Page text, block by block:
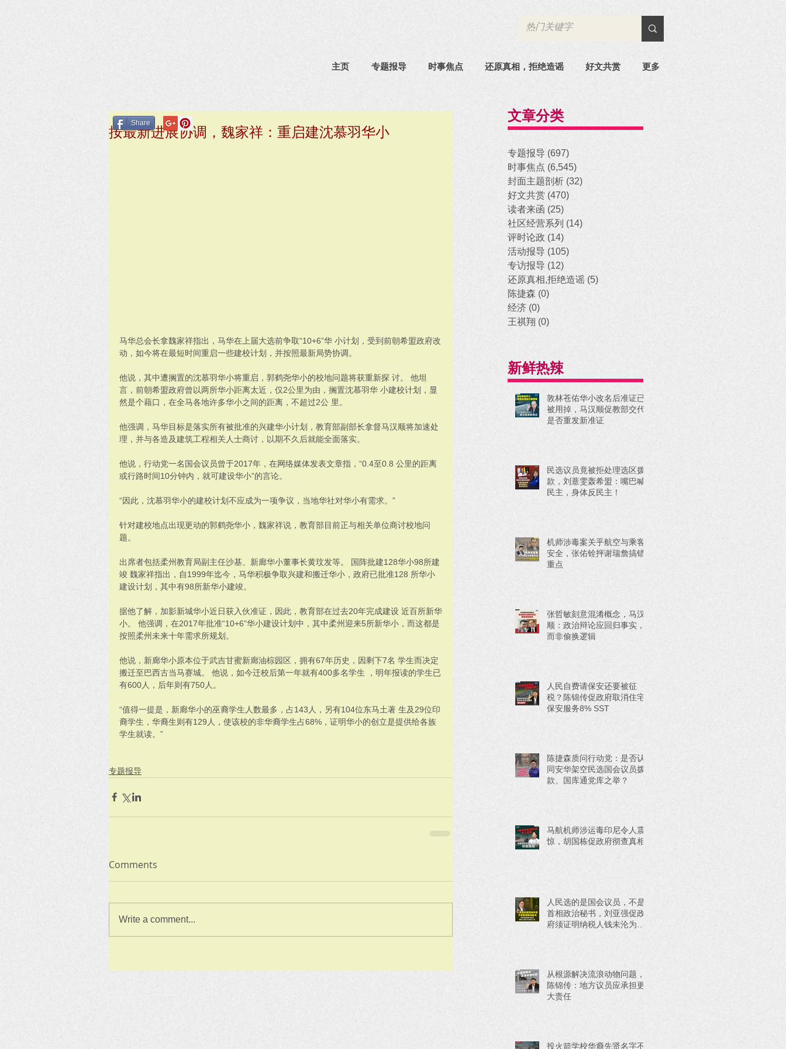
主页 专题报导 时事焦点 还原真相，拒绝造谣 好文共赏 更多
按最新进展协调，魏家祥：重启建沈慕羽华小
马华总会长拿魏家祥指出，马华在上届大选前争取“10+6”华 小计划，受到前朝希盟政府改
动，如今将在最短时间重启一些建校计划，并按照最新局势协调。
他说，其中遭搁置的沈慕羽华小将重启，郭鹤尧华小的校地问题将获重新探 讨。 他坦
言，前朝希盟政府曾以两所华小距离太近，仅2公里为由，搁置沈慕羽华 小建校计划，显
然是个藉口，在全马各地许多华小之间的距离，不超过2公 里。
他强调，马华目标是落实所有被批准的兴建华小计划，教育部副部长拿督马汉顺将加速处
理，并与各造及建筑工程相关人士商讨，以期不久后就能全面落实。
他说，行动党一名国会议员曾于2017年，在网络媒体发表文章指，“0.4至0.8 公里的距离
或行路时间10分钟内，就可建设华小”的言论。
“因此，沈慕羽华小的建校计划不应成为一项争议，当地华社对华小有需求。”
针对建校地点出现更动的郭鹤尧华小，魏家祥说，教育部目前正与相关单位商讨校地问
题。
出席者包括柔州教育局副主任沙基、新廊华小董事长黄玟发等。 国阵批建128华小98所建
竣 魏家祥指出，自1999年迄今，马华积极争取兴建和搬迁华小，政府已批准128 所华小
建设计划，其中有98所新华小建竣。
据他了解，加影新城华小近日获入伙准证，因此，教育部在过去20年完成建设 近百所新华
小。 他强调，在2017年批准“10+6”华小建设计划中，其中柔州迎来5所新华小，而这都是
按照柔州未来十年需求所规划。
他说，新廊华小原本位于武吉甘蜜新廊油棕园区，拥有67年历史，因剩下7名 学生而决定
搬迁至巴西古当马赛城。 他说，如今迁校后第一年就有400多名学生 ，明年报读的学生已
有600人，后年则有750人。
“值得一提是，新廊华小的巫裔学生人数最多，占143人，另有104位东马土著 生及29位印
裔学生，华裔生则有129人，使该校的非华裔学生占68%，证明华小的创立是提供给各族
学生就读。”
专题报导
Comments
Write a comment...
Share 文章分类
专题报导 (697)
时事焦点 (6,545)
封面主题剖析 (32)
好文共赏 (470)
读者来函 (25)
社区经营系列 (14)
评时论政 (14)
活动报导 (105)
专访报导 (12)
还原真相,拒绝造谣 (5)
陈捷森 (0)
经济 (0)
王祺翔 (0)
新鲜热辣
敦林苍佑华小改名后准证已
被用掉，马汉顺促教部交代
是否重发新准证
民选议员竟被拒处理选区拨
款，刘薏雯轰希盟：嘴巴喊
民主，身体反民主！
机师涉毒案关乎航空与乘客
安全，张佑铨抨谢瑞詹搞错
重点
张哲敏刻意混淆概念，马汉
顺：政治辩论应回归事实，
而非偷换逻辑
人民自费请保安还要被征
税？陈锦传促政府取消住宅
保安服务8% SST
陈捷森质问行动党：是否认
同安华架空民选国会议员拨
款、国库通党库之举？
马航机师涉运毒印尼令人震
惊，胡国栋促政府彻查真相
人民选的是国会议员，不是
首相政治秘书，刘亚强促政
府须证明纳税人钱未沦为政
从根源解决流浪动物问题，
陈锦传：地方议员应承担更
大责任
投火箭学校华裔先贤名字不